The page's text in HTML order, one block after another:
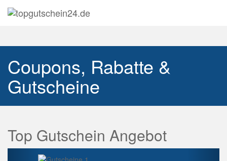
Coupons, Rabatte &
Gutscheine
Top Gutschein Angebot
Vorherige